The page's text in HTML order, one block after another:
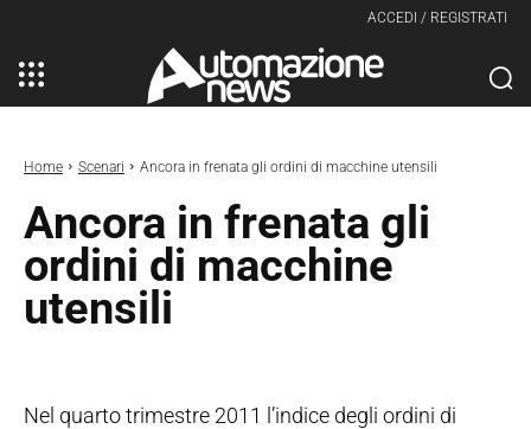
ACCEDI / REGISTRATI
Home Scenari Ancora in frenata gli ordini di macchine utensili
Ancora in frenata gli
ordini di macchine
utensili
Nel quarto trimestre 2011 l’indice degli ordini di